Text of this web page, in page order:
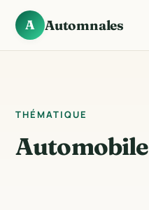
A Automnales
THÉMATIQUE
Automobile